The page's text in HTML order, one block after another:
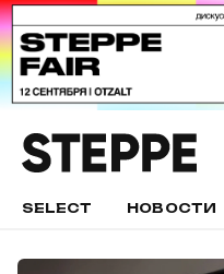
SELECT НОВОСТИ